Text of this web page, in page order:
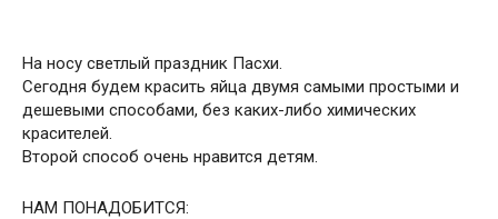
На носу светлый праздник Пасхи.
Сегодня будем красить яйца двумя самыми простыми и
дешевыми способами, без каких-либо химических
красителей.
Второй способ очень нравится детям.
НАМ ПОНАДОБИТСЯ: